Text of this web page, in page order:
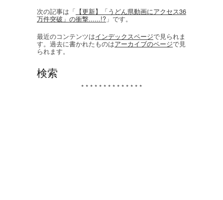
次の記事は「 【更新】「うどん県動画にアクセス36
万件突破」の衝撃......!? 」です。
最近のコンテンツはインデックスページで見られま
す。過去に書かれたものはアーカイブのページで見
られます。
検索
* * * * * * * * * * * * * *